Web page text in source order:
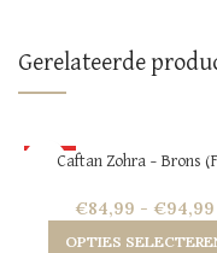
Gerelateerde
HOTCaftan Zohra – Brons
€84,99 - €94,99
OPTIES